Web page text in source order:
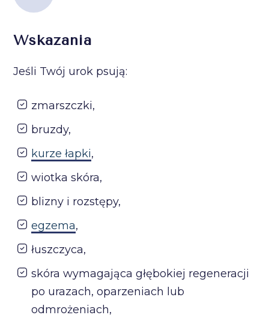
Wskazania
Jeśli Twój urok psują:
zmarszczki,
bruzdy,
kurze łapki,
wiotka skóra,
blizny i rozstępy,
egzema,
łuszczyca,
skóra wymagająca głębokiej regeneracji
po urazach, oparzeniach lub
odmrożeniach,